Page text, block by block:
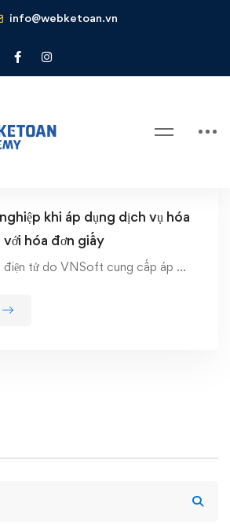
info@webketoan.vn
tử vnsoft
đơn điện tử vnsoft
khi áp dụng dịch vụ hóa
hóa đơn giấy
điện tử do VNSoft cung cấp áp …